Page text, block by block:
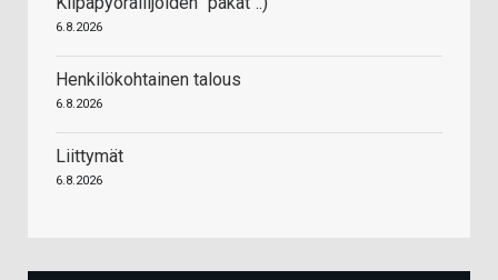
6.8.2026
Henkilökohtainen talous
6.8.2026
Liittymät
6.8.2026